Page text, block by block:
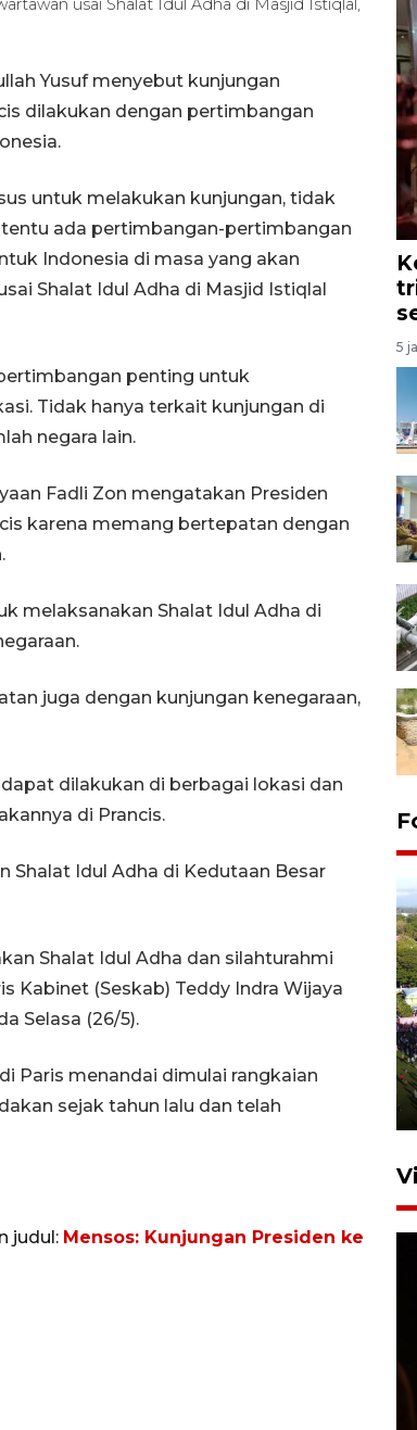
usai Shalat Idul Adha di Masjid Istiqlal,
Yusuf menyebut kunjungan
dilakukan dengan pertimbangan
untuk melakukan kunjungan, tidak
ada pertimbangan-pertimbangan
Indonesia di masa yang akan
Shalat Idul Adha di Masjid Istiqlal
penting untuk
Tidak hanya terkait kunjungan di
negara lain.
Fadli Zon mengatakan Presiden
karena memang bertepatan dengan
melaksanakan Shalat Idul Adha di
juga dengan kunjungan kenegaraan,
dilakukan di berbagai lokasi dan
di Prancis.
Shalat Idul Adha di Kedutaan Besar
Shalat Idul Adha dan silahturahmi
Kabinet (Seskab) Teddy Indra Wijaya
Selasa (26/5).
Paris menandai dimulai rangkaian
sejak tahun lalu dan telah
judul: Mensos: Kunjungan Presiden ke
5
UPACARA HUT KE-78
GORONTALO
17 Agustus 2023 15:58